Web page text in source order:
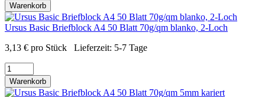
Warenkorb
Ursus Basic Briefblock A4 50 Blatt 70g/qm blanko, 2-Loch
3,13 € pro Stück Lieferzeit: 5-7 Tage
Warenkorb